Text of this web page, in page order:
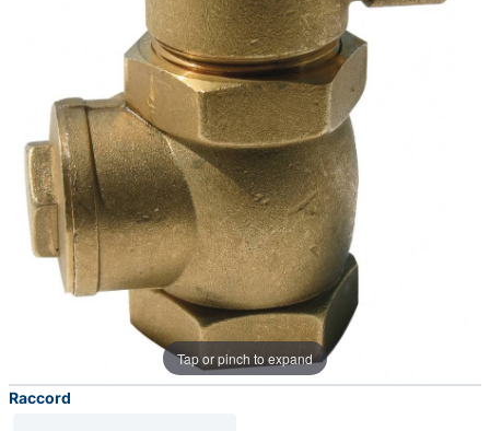
Tap or pinch to expand
Raccord